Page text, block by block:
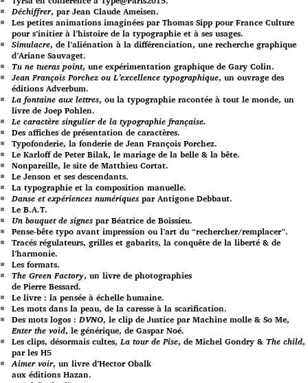
Déchiffrer, par Jean Claude Ameisen.
Les petites animations imaginées par Thomas Sipp pour France Culture
pour s’initier à l’histoire de la typographie et à ses usages.
Simulacre, de l’aliénation à la différenciation, une recherche graphique
d’Ariane Sauvaget.
Tu ne tueras point, une expérimentation graphique de Gary Colin.
Jean François Porchez ou L’excellence typographique, un ouvrage des
éditions Adverbum.
La fontaine aux lettres, ou la typographie racontée à tout le monde, un
livre de Joep Pohlen.
Le caractère singulier de la typographie française.
Des affiches de présentation de caractères.
Typofonderie, la fonderie de Jean François Porchez.
Le Karloff de Peter Bilak, le mariage de la belle & la bête.
Nonpareille, le site de Matthieu Cortat.
Le Jenson et ses descendants.
La typographie et la composition manuelle.
Danse et expériences numériques par Antigone Debbaut.
Le B.A.T.
Un bouquet de signes par Béatrice de Boissieu.
Pense-bête typo avant impression ou l’art du “rechercher/remplacer”.
Tracés régulateurs, grilles et gabarits, la conquête de la liberté & de
l’harmonie.
Les formats.
The Green Factory, un livre de photographies
de Pierre Bessard.
Le livre : la pensée à échelle humaine.
Les mots dans la peau, de la caresse à la scarification.
Des mots logos :DVNO, le clip de Justice par Machine molle & So Me,
Enter the void, le générique, de Gaspar Noé.
Les clips, désormais cultes,La tour de Pise, de Michel Gondry & The child,
par les H5
Aimer voir, un livre d’Hector Obalk
aux éditions Hazan.